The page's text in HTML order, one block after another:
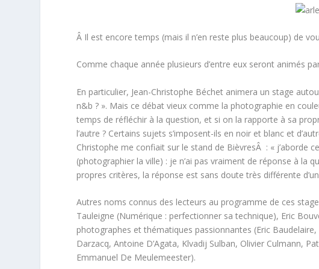
Â Il est encore temps (mais il n’en reste plus beaucoup) de
Comme chaque année plusieurs d’entre eux seront animés
En particulier, Jean-Christophe Béchet animera un stage
n&b ? ». Mais ce débat vieux comme la photographie en
temps de réfléchir à la question, et si on la rapporte à sa
l’autre ? Certains sujets s’imposent-ils en noir et blanc et
Christophe me confiait sur le stand de BièvresÂ : « j’aborde
(photographier la ville) : je n’ai pas vraiment de réponse à la
propres critères, la réponse est sans doute très différente
Autres noms connus des lecteurs au programme de ces
Tauleigne (Numérique : perfectionner sa technique), Eric
photographes et thématiques passionnantes (Eric
Darzacq, Antoine D’Agata, Klvadij Sulban, Olivier Culmann,
Emmanuel De Meulemeester).